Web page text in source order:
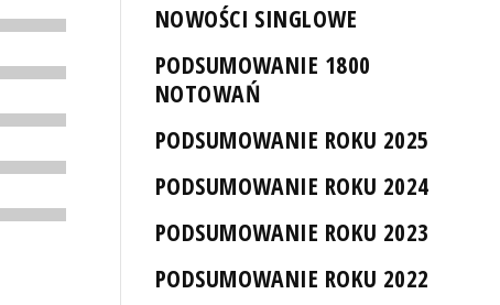
NOWOŚCI SINGLOWE
PODSUMOWANIE 1800
NOTOWAŃ
PODSUMOWANIE ROKU 2025
PODSUMOWANIE ROKU 2024
PODSUMOWANIE ROKU 2023
PODSUMOWANIE ROKU 2022